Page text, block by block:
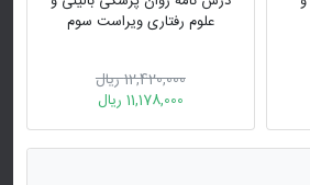
علوم رفتاری ویراست سوم
12,420,000 ریال
11,178,000 ریال